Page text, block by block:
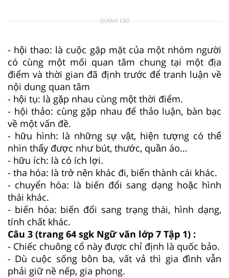
QUẢNG CÁO
- hội thao: là cuộc gặp mặt của một nhóm người
có cùng một mối quan tâm chung tại một địa
điểm và thời gian đã định trước để tranh luận về
nội dung quan tâm
- hội tụ: là gặp nhau cùng một thời điểm.
- hội thảo: cùng gặp nhau để thảo luận, bàn bạc
về một vấn đề.
- hữu hình: là những sự vật, hiện tượng có thể
nhìn thấy được như bút, thước, quần áo…
- hữu ích: là có ích lợi.
- tha hóa: là trở nên khác đi, biến thành cái khác.
- chuyển hóa: là biến đổi sang dạng hoặc hình
thái khác.
- biến hóa: biến đổi sang trạng thái, hình dạng,
tính chất khác.
Câu 3 (trang 64 sgk Ngữ văn lớp 7 Tập 1) :
- Chiếc chuông cổ này được chỉ định là quốc bảo.
- Dù cuộc sống bôn ba, vất vả thì gia đình vẫn
phải giữ nề nếp, gia phong.